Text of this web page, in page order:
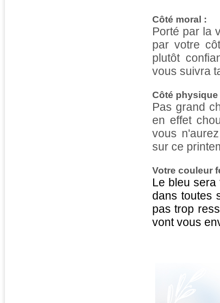
Côté moral :
Porté par la
par votre
plutôt
vous suivra
Côté physique
Pas grand
en effet
vous
sur ce
Votre couleur
Le bleu sera
dans toutes
pas trop
vont vous